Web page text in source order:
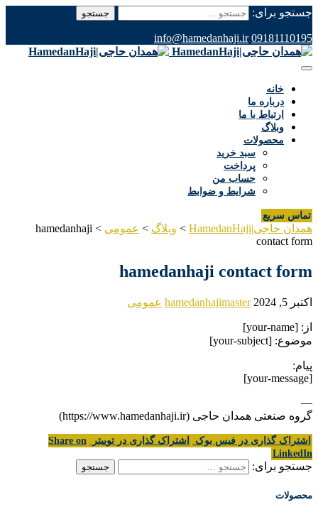
جستجو برای:
09181110195
info@hamedanhaji.ir
خانه
درباره ما
ارتباط با ما
وبلاگ
محصولات
سبد خرید
پرداخت
حساب من
شرایط و ضوابط
تماس سریع
همدان حاجی|HamedanHaji > وبلاگ > عمومی >
hamedanhaji
contact form
hamedanhaji contact form
اکتبر 5, 2024 hamedanhajimaster عمومی
از: [your-name]
موضوع: [your-subject]
پیام:
[your-message]
—
گروه صنعتی همدان حاجی (https://www.hamedanhaji.ir)
اشتراک گذاری در فیس بوک اشتراک گذاری در توییتر
Share on
LinkedIn
جستجو برای:
محصولات